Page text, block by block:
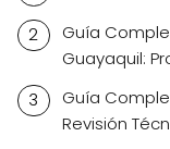
Guía
Guayaquil:
Guía
Revisión